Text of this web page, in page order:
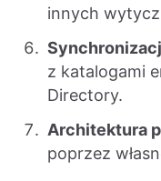
innych
z katalogami
Directory.
Architektura
poprzez